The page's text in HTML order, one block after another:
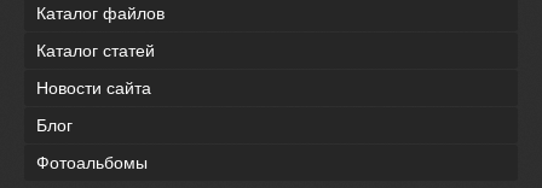
Каталог файлов
Каталог статей
Новости сайта
Блог
Фотоальбомы